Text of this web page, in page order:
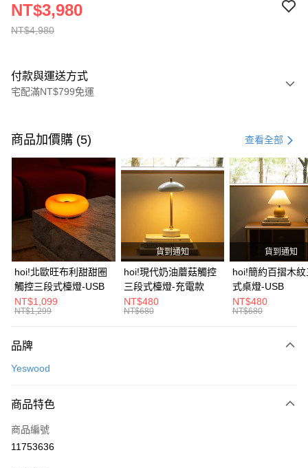
NT$4,980
NT$3,980
付款與運送方式
宅配滿NT$799免運
信用卡一次付款
信用卡分期付款
3 期 0 利率 每期 21家銀行
合作金庫商業銀行
第一商業銀行
華南商業銀行
彰化商業銀行
上海商業儲蓄銀行
台北富邦商業銀行
國泰世華商業銀行
兆豐國際商業銀行
臺灣中小企業銀行
台中商業銀行
匯豐（台灣）商業銀行
華泰商業銀行
聯邦商業銀行
遠東國際商業銀行
元大商業銀行
台灣樂天信用卡公司
6 期 0 利率 每期NT$663 21家銀行
合作金庫商業銀行
第一商業銀行
華南商業銀行
彰化商業銀行
上海商業儲蓄銀行
台北富邦商業銀行
國泰世華商業銀行
兆豐國際商業銀行
臺灣中小企業銀行
台中商業銀行
匯豐（台灣）商業銀行
聯邦商業銀行
玉山商業銀行
台灣樂天信用卡公司
LINE Pay
Apple Pay
街口支付
AFTEE先享後付
【關於「AFTEE先享後付」】
AFTEE先享後付是「在收到商品之後才付款」的支付方式。 讓您購物簡單
便利好安心！
３．安心：先確認商品／服務後，再付款。
【「AFTEE先享後付」結帳流程】
結帳頁面，進行簡訊認證並確認金額後，即可完成結帳。
每筆NT$99，滿NT$799(含以上)免運費
商品加價購 (5) 查看全部
hoi!北歐旺布利甜甜圈
觸控三段式檯燈-USB
NT$1,099
NT$1,299
貨到通知
hoi!現代奶油蘑菇觸控
三段式檯燈-充電款
NT$480
NT$680
貨到通知
hoi!簡約百摺木
式桌燈-USB
NT$480
NT$680
品牌
Yeswood
商品特色
商品編號
11753636